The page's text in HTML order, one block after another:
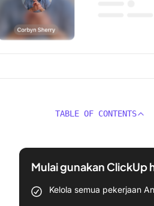
TABLE OF CONTENTS
Mulai gunakan ClickUp
Kelola semua pekerjaan